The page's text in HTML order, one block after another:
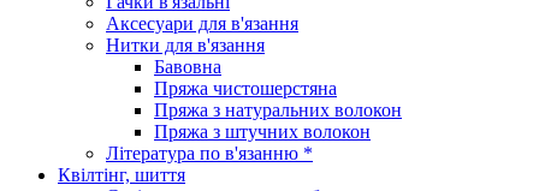
Аксесуари для в'язання
Нитки для в'язання
Бавовна
Пряжа чистошерстяна
Пряжа з натуральних волокон
Пряжа з штучних волокон
Література по в'язанню *
Квілтінг, шиття